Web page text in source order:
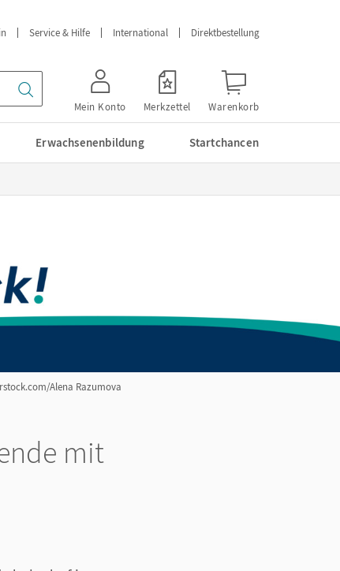
Service & Hilfe International Direktbestellung
Mein Konto Merkzettel Warenkorb
Erwachsenenbildung Startchancen
Alena Razumova
mit